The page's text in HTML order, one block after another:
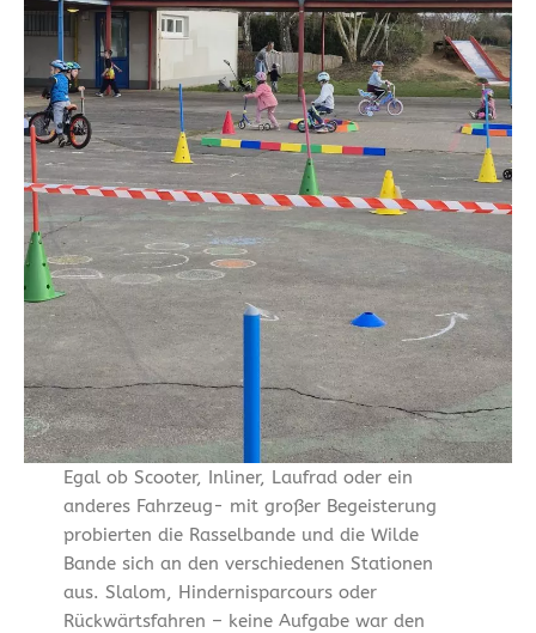
Egal ob Scooter, Inliner, Laufrad oder ein
anderes Fahrzeug- mit großer Begeisterung
probierten die Rasselbande und die Wilde
Bande sich an den verschiedenen Stationen
aus. Slalom, Hindernisparcours oder
Rückwärtsfahren – keine Aufgabe war den